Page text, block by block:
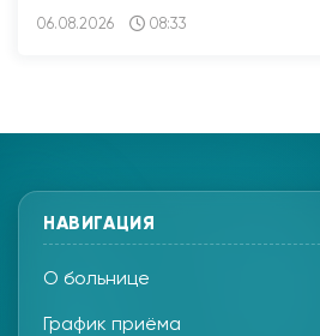
06.08.2026 08:33
НАВИГАЦИЯ
О больнице
График приёма